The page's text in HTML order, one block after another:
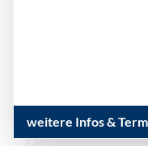
weitere Infos &